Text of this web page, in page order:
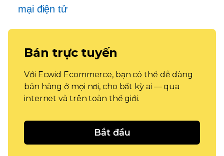
mại điện tử
Bán trực tuyến
Với Ecwid Ecommerce, bạn có thể dễ dàng
bán hàng ở mọi nơi, cho bất kỳ ai — qua
internet và trên toàn thế giới.
Bắt đầu